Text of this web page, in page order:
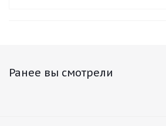
Ранее вы смотрели